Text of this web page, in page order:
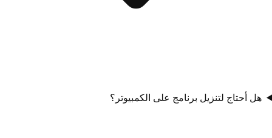
هل أحتاج لتنزيل برنامج على الكمبيوتر؟